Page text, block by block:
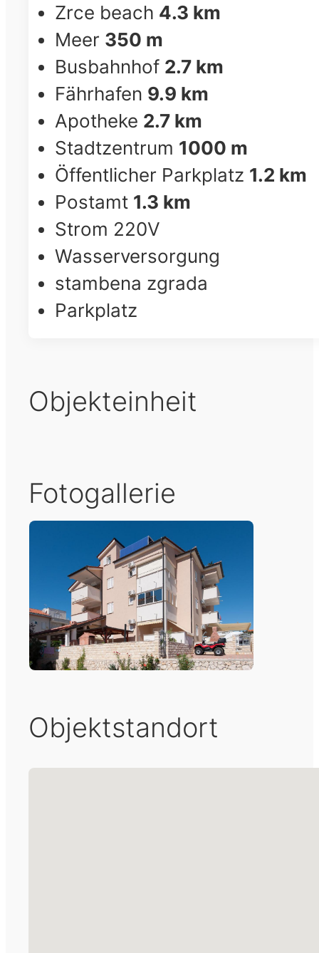
Objekteinheit
Fotogallerie
Objektstandort
Zrce beach 4.3 km
Meer 350 m
Busbahnhof 2.7 km
Fährhafen 9.9 km
Apotheke 2.7 km
Stadtzentrum 1000 m
Öffentlicher Parkplatz 1.2 km
Postamt 1.3 km
Strom 220V
Wasserversorgung
stambena zgrada
Parkplatz